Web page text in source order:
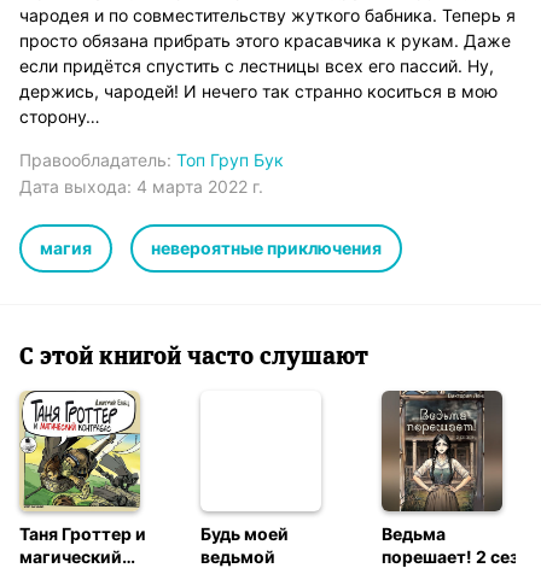
чародея и по совместительству жуткого бабника. Теперь я
просто обязана прибрать этого красавчика к рукам. Даже
если придётся спустить с лестницы всех его пассий. Ну,
держись, чародей! И нечего так странно коситься в мою
сторону…
Правообладатель: Топ Груп Бук
Дата выхода: 4 марта 2022 г.
магия невероятные приключения
С этой книгой часто слушают
Таня Гроттер и
магический
Будь моей
ведьмой
Ведьма
порешает! 2 сезон